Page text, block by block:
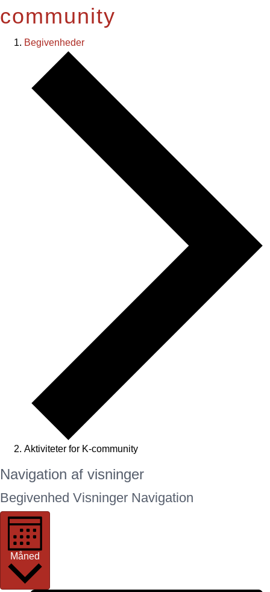
community
Begivenheder
Aktiviteter for K-community
Begivenheder
Navigation af visninger
Begivenhed Visninger Navigation
Måned